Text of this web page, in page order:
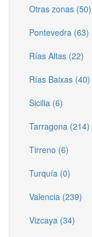
Otras zonas (50)
Pontevedra (63)
Rías Altas (22)
Rías Baixas (40)
Sicilia (6)
Tarragona (214)
Tirreno (6)
Turquía (0)
Valencia (239)
Vizcaya (34)